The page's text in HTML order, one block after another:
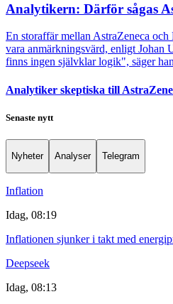
Analytikern: Därför sågas
En storaffär mellan AstraZeneca
vara anmärkningsvärd, enligt Johan
finns ingen självklar logik", säger
Analytiker skeptiska till
Senaste nytt
Nyheter Analyser Telegram
Inflation
Idag, 08:19
Inflationen sjunker i takt med
Deepseek
Idag, 08:13